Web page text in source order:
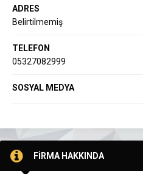
ADRES
Belirtilmemiş
TELEFON
05327082999
SOSYAL MEDYA
FİRMA HAKKINDA